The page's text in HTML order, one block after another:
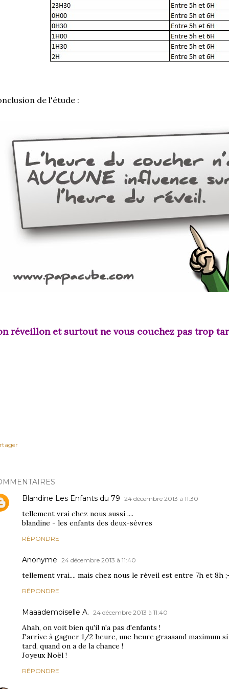
de l'étude :
réveillon et surtout ne vous couchez pas trop
Blandine Les Enfants du 79 24 décembre 2013 à 11:30
tellement vrai chez nous aussi ....
blandine - les enfants des deux-sèvres
RÉPONDRE
Anonyme 24 décembre 2013 à 11:40
tellement vrai.... mais chez nous le réveil est entre 7h et 8h
RÉPONDRE
Maaademoiselle A. 24 décembre 2013 à 11:40
Ahah, on voit bien qu'il n'a pas d'enfants !
J'arrive à gagner 1/2 heure, une heure graaaand maximum
tard, quand on a de la chance !
Joyeux Noël !
RÉPONDRE